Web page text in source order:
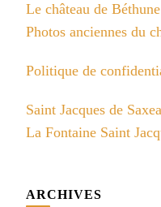
Le château de Béthune
Photos anciennes du
Politique de
Saint Jacques de
La Fontaine Saint
ARCHIVES